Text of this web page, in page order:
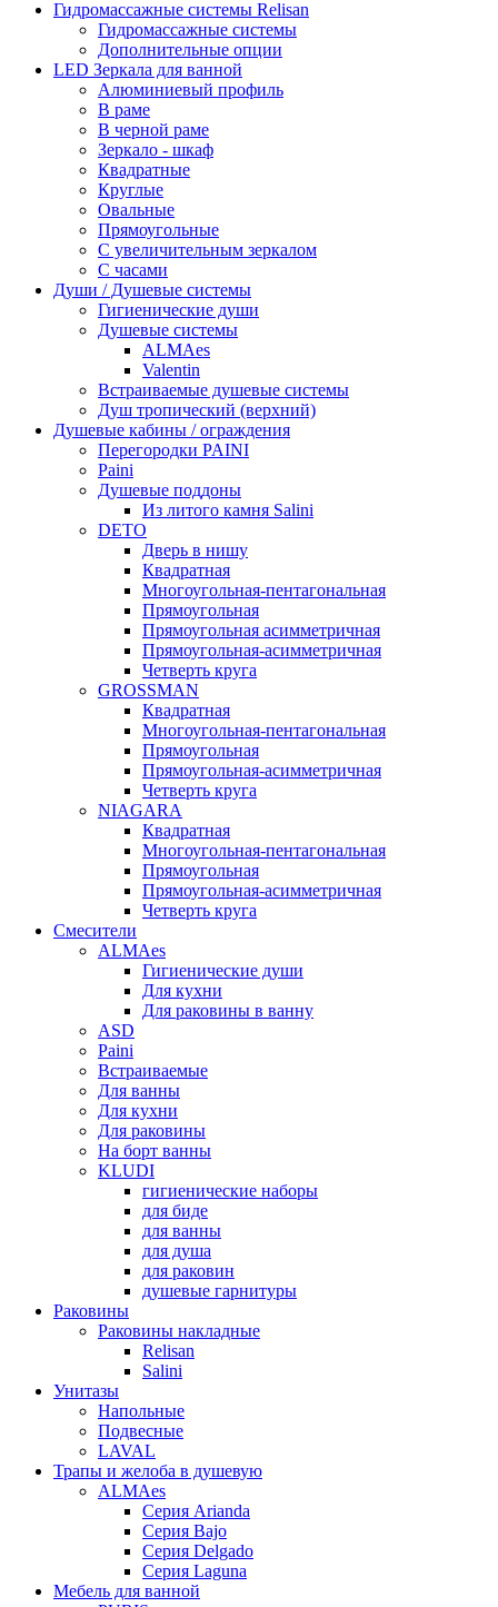
Гидромассажные системы Relisan
Гидромассажные системы
Дополнительные опции
LED Зеркала для ванной
Алюминиевый профиль
В раме
В черной раме
Зеркало - шкаф
Квадратные
Круглые
Овальные
Прямоугольные
С увеличительным зеркалом
С часами
Души / Душевые системы
Гигиенические души
Душевые системы
ALMAes
Valentin
Встраиваемые душевые системы
Душ тропический (верхний)
Душевые кабины / ограждения
Перегородки PAINI
Paini
Душевые поддоны
Из литого камня Salini
DETO
Дверь в нишу
Квадратная
Многоугольная-пентагональная
Прямоугольная
Прямоугольная асимметричная
Прямоугольная-асимметричная
Четверть круга
GROSSMAN
Квадратная
Многоугольная-пентагональная
Прямоугольная
Прямоугольная-асимметричная
Четверть круга
NIAGARA
Квадратная
Многоугольная-пентагональная
Прямоугольная
Прямоугольная-асимметричная
Четверть круга
Смесители
ALMAes
Гигиенические души
Для кухни
Для раковины в ванну
ASD
Paini
Встраиваемые
Для ванны
Для кухни
Для раковины
На борт ванны
KLUDI
гигиенические наборы
для биде
для ванны
для душа
для раковин
душевые гарнитуры
Раковины
Раковины накладные
Relisan
Salini
Унитазы
Напольные
Подвесные
LAVAL
Трапы и желоба в душевую
ALMAes
Серия Arianda
Серия Bajo
Серия Delgado
Серия Laguna
Мебель для ванной